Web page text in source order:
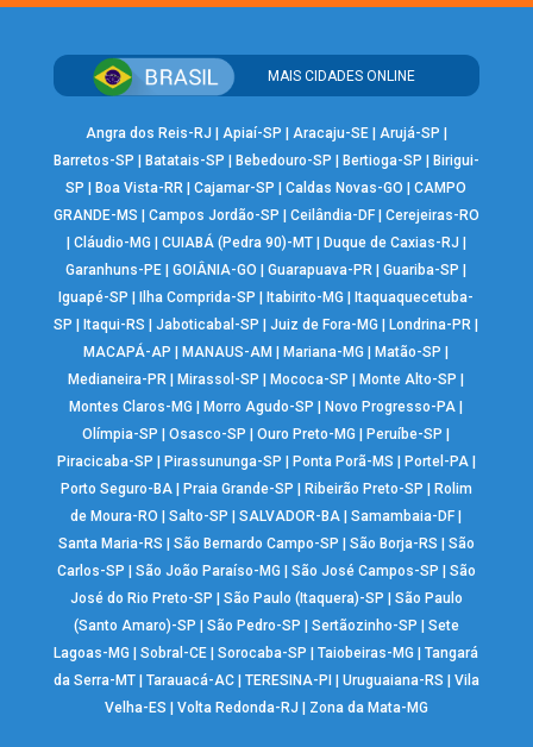
MAIS CIDADES ONLINE
Angra dos Reis-RJ Apiaí-SP Aracaju-SE| Arujá-SP
Barretos-SP
Batatais-SP Bebedouro-SP Bertioga-SP
Birigui-
SP
Boa Vista-RR |Cajamar-SP |Caldas Novas-GO |CAMPO
GRANDE-MS
Campos Jordão-SP Ceilândia-DF| Cerejeiras-RO
Cláudio-MG CUIABÁ (Pedra 90)-MT| Duque de Caxias-RJ
Garanhuns-PE |GOIÂNIA-GO |Guarapuava-PR |Guariba-SP
Iguapé-SP
Ilha Comprida-SP Itabirito-MG
Itaquaquecetuba-
SP
Itaqui-RS |Jaboticabal-SP |Juiz de Fora-MG Londrina-PR
MACAPÁ-AP
MANAUS-AM Mariana-MG Matão-SP
Medianeira-PR
Mirassol-SP Mococa-SP Monte Alto-SP
Montes Claros-MG
Morro Agudo-SP Novo Progresso-PA
Olímpia-SP
|Osasco-SP |Ouro Preto-MG Peruíbe-SP
Piracicaba-SP
Pirassununga-SP Ponta Porã-MS Portel-PA|
Porto Seguro-BA| Praia Grande-SP Ribeirão Preto-SP
Rolim
de Moura-RO
|Salto-SP |SALVADOR-BA |Samambaia-DF
Santa Maria-RS
São Bernardo Campo-SP São Borja-RS
São
Carlos-SP
São João Paraíso-MG São José Campos-SP
São
José do Rio Preto-SP
São Paulo (Itaquera)-SP
São Paulo
(Santo Amaro)-SP
São Pedro-SP Sertãozinho-SP
Sete
Lagoas-MG
|Sobral-CE |Sorocaba-SP |Taiobeiras-MG |Tangará
da Serra-MT| Tarauacá-AC| TERESINA-PI Uruguaiana-RS
Vila
Velha-ES
Volta Redonda-RJ Zona da Mata-MG